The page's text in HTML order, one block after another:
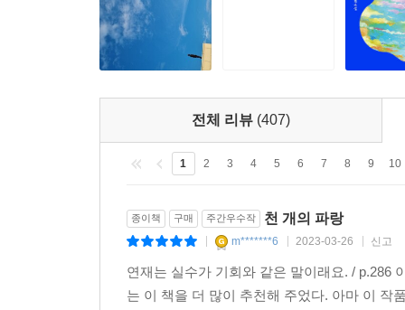
전체 리뷰 (407)
1 2 3 4 5 6 7 8 9 10
종이책 구매 주간우수작 천 개의 파랑
m*******6 2023-03-26 신고
연재는 실수가 기회와 같은 말이래요. / p.286
는 이 책을 더 많이 추천해 주었다. 아마 이 작